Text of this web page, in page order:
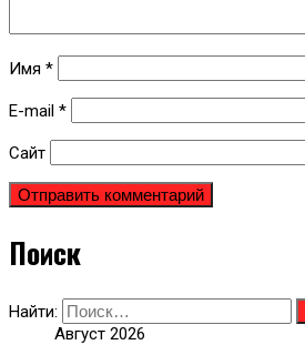
Имя *
E-mail *
Сайт
Поиск
Найти:
Август 2026